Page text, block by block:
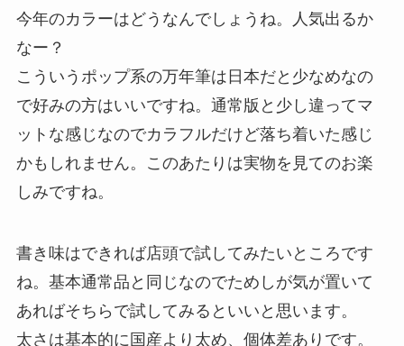
今年のカラーはどうなんでしょうね。人気出るか
なー？
こういうポップ系の万年筆は日本だと少なめなの
で好みの方はいいですね。通常版と少し違ってマ
ットな感じなのでカラフルだけど落ち着いた感じ
かもしれません。このあたりは実物を見てのお楽
しみですね。
書き味はできれば店頭で試してみたいところです
ね。基本通常品と同じなのでためしが気が置いて
あればそちらで試してみるといいと思います。
太さは基本的に国産より太め、個体差ありです。